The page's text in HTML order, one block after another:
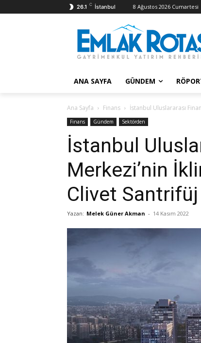
26.1 C İstanbul 8 Ağustos 2026 Cumartesi
ANA SAYFA GÜNDEM
Ana Sayfa Finans İstanbul Uluslararası
Finans Gündem Sektörden
İstanbul
Merkezi’nin
Clivet
Yazan: Melek Güner Akman - 14 Kasım 2022